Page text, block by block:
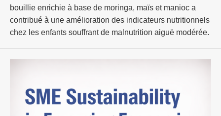
bouillie enrichie à base de moringa, maïs et manioc a
contribué à une amélioration des indicateurs nutritionnels
chez les enfants souffrant de malnutrition aiguë modérée.